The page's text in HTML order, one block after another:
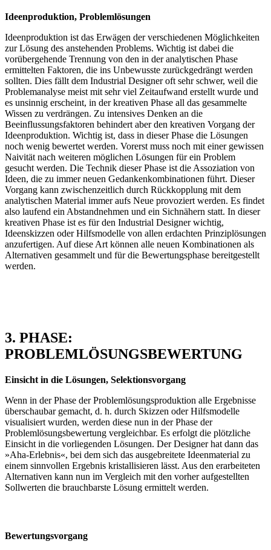
Ideenproduktion, Problemlösungen
Ideenproduktion ist das Erwägen der verschiedenen Möglichkeiten
zur Lösung des anstehenden Problems. Wichtig ist dabei die
vorübergehende Trennung von den in der analytischen Phase
ermittelten Faktoren, die ins Unbewusste zurückgedrängt werden
sollten. Dies fällt dem Industrial Designer oft sehr schwer, weil die
Problemanalyse meist mit sehr viel Zeitaufwand erstellt wurde und
es unsinnig erscheint, in der kreativen Phase all das gesammelte
Wissen zu verdrängen. Zu intensives Denken an die
Beeinflussungsfaktoren behindert aber den kreativen Vorgang der
Ideenproduktion. Wichtig ist, dass in dieser Phase die Lösungen
noch wenig bewertet werden. Vorerst muss noch mit einer gewissen
Naivität nach weiteren möglichen Lösungen für ein Problem
gesucht werden. Die Technik dieser Phase ist die Assoziation von
Ideen, die zu immer neuen Gedankenkombinationen führt. Dieser
Vorgang kann zwischenzeitlich durch Rückkopplung mit dem
analytischen Material immer aufs Neue provoziert werden. Es findet
also laufend ein Abstandnehmen und ein Sichnähern statt. In dieser
kreativen Phase ist es für den Industrial Designer wichtig,
Ideenskizzen oder Hilfsmodelle von allen erdachten Prinziplösungen
anzufertigen. Auf diese Art können alle neuen Kombinationen als
Alternativen gesammelt und für die Bewertungsphase bereitgestellt
werden.
3. PHASE:
PROBLEMLÖSUNGSBEWERTUNG
Einsicht in die Lösungen, Selektionsvorgang
Wenn in der Phase der Problemlösungsproduktion alle Ergebnisse
überschaubar gemacht, d. h. durch Skizzen oder Hilfsmodelle
visualisiert wurden, werden diese nun in der Phase der
Problemlösungsbewertung vergleichbar. Es erfolgt die plötzliche
Einsicht in die vorliegenden Lösungen. Der Designer hat dann das
»Aha-Erlebnis«, bei dem sich das ausgebreitete Ideenmaterial zu
einem sinnvollen Ergebnis kristallisieren lässt. Aus den erarbeiteten
Alternativen kann nun im Vergleich mit den vorher aufgestellten
Sollwerten die brauchbarste Lösung ermittelt werden.
Bewertungsvorgang